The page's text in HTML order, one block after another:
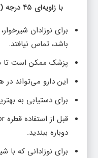
با زاویه‌ای ۴۵ درجه (برعکس) نگه دارید تا قطرات به آرامی در دهان بیمار تراکم کنند، سپس درب را به آرامی ببندید.
برای نوزادان
باشد، تماس نیافتد.
پزشک ممکن است تا ۵ قطره در روز را برای مصرف نوزادان توصیه کند.
این دارو می‌تواند در
برای دستیابی به بهترین
دوباره ببندید.
برای نوزادانی که